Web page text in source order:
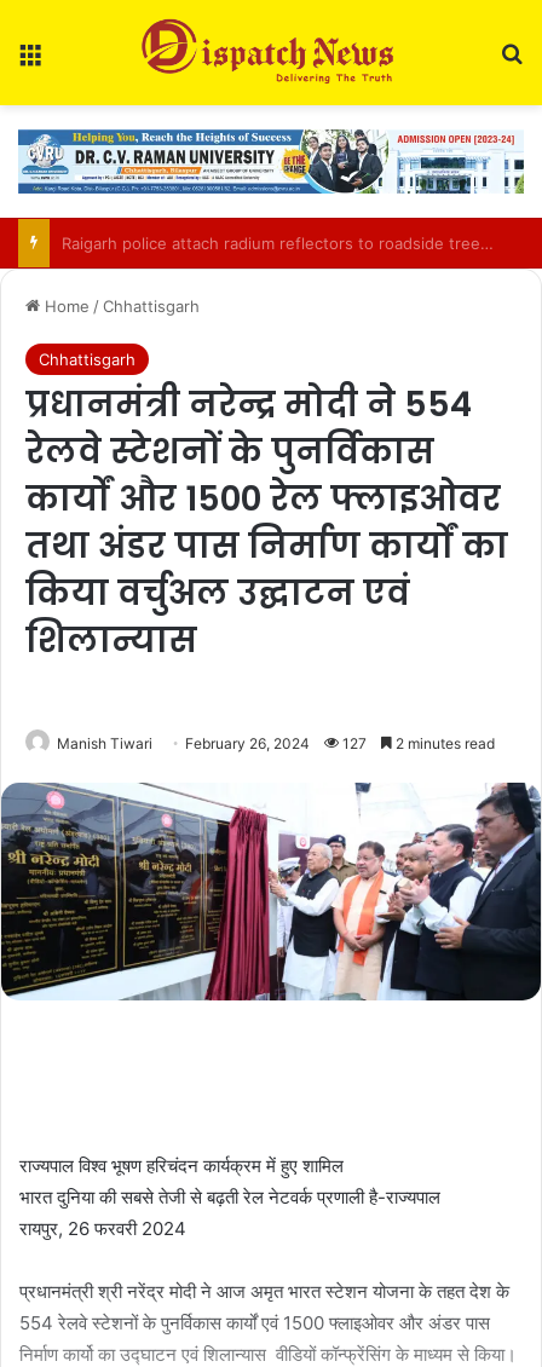
Chhattisgarh CM inaugurates ‘Golden Hour’, ‘SARAL’ digital platforms for smart governance
Home /Chhattisgarh
Chhattisgarh
प्रधानमंत्री नरेन्द्र मोदी नेे 554
रेलवे स्टेशनों के पुनर्विकास
कार्यों और 1500 रेल फ्लाइओवर
तथा अंडर पास निर्माण कार्यों का
किया वर्चुअल उद्घाटन एवं
शिलान्यास
Manish Tiwari February 26, 2024 127 2 minutes read
राज्यपाल विश्व भूषण हरिचंदन कार्यक्रम में हुए शामिल
भारत दुनिया की सबसे तेजी से बढ़ती रेल नेटवर्क प्रणाली है-राज्यपाल
रायपुर, 26 फरवरी 2024
प्रधानमंत्री श्री नरेंद्र मोदी ने आज अमृत भारत स्टेशन योजना के तहत देश के
554 रेलवे स्टेशनों के पुनर्विकास कार्यों एवं 1500 फ्लाइओवर और अंडर पास
निर्माण कार्यो का उद्घाटन एवं शिलान्यास वीडियों कॉन्फ्रेंसिंग के माध्यम से किया।